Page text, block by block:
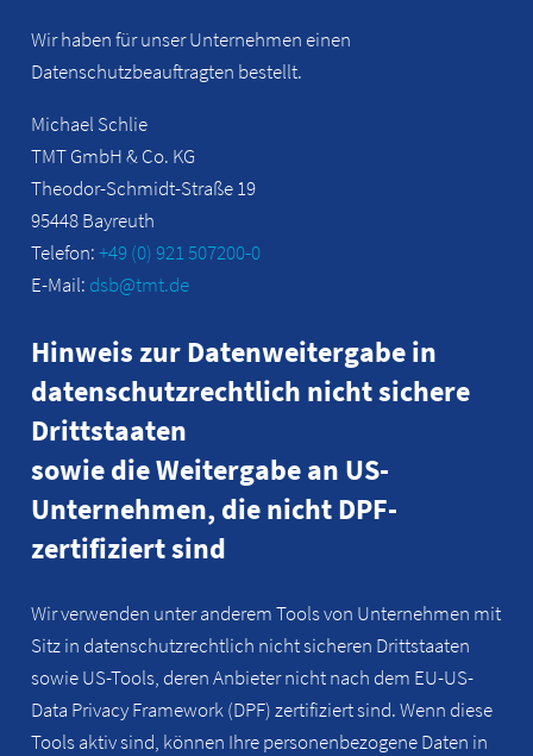
Wir haben für unser Unternehmen einen
Datenschutzbeauftragten bestellt.
Michael Schlie
TMT GmbH & Co. KG
Theodor-Schmidt-Straße 19
95448 Bayreuth
Telefon:+49 (0) 921 507200-0
E-Mail: dsb@tmt.de
Hinweis zur Datenweitergabe in
datenschutzrechtlich nicht sichere
Drittstaaten
sowie die Weitergabe an US-
Unternehmen, die nicht DPF-
zertifiziert sind
Wir verwenden unter anderem Tools von Unternehmen mit
Sitz in datenschutzrechtlich nicht sicheren Drittstaaten
sowie US-Tools, deren Anbieter nicht nach dem EU-US-
Data Privacy Framework (DPF) zertifiziert sind. Wenn diese
Tools aktiv sind, können Ihre personenbezogene Daten in